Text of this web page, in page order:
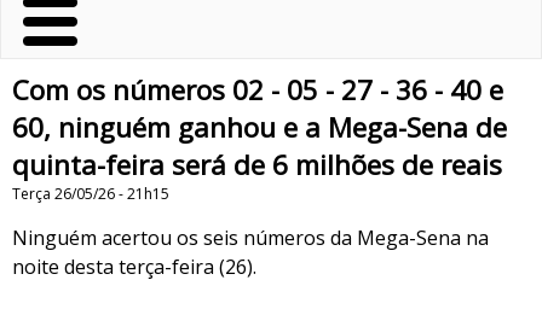
Com os números 02 - 05 - 27 - 36 - 40 e
60, ninguém ganhou e a Mega-Sena de
quinta-feira será de 6 milhões de reais
Terça 26/05/26 - 21h15
Ninguém acertou os seis números da Mega-Sena na
noite desta terça-feira (26).